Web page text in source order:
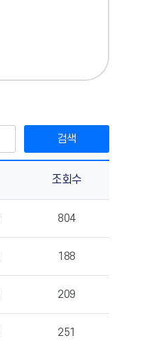
검색
조회수
804
188
209
251